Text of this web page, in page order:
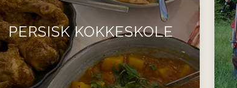
PERSISK KOKKESKOLE